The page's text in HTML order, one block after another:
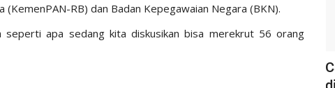
RB) dan Badan Kepegawaian Negara (BKN).
seperti apa sedang kita diskusikan bisa merekrut 56 orang